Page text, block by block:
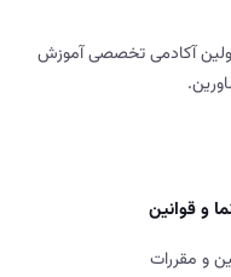
آکادمی تخصصی آموزش
و قوانین
و مقررات